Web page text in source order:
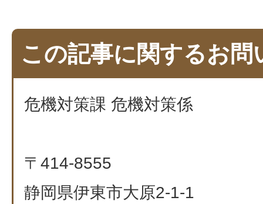
この記事に関するお問
危機対策課 危機対策係
〒414-8555
静岡県伊東市大原2-1-1